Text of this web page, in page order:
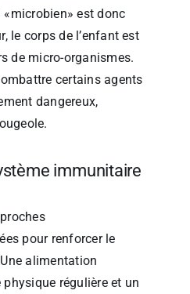
est donc
le corps de l’enfant est
de micro-organismes.
certains agents
dangereux,
immunitaire
pour renforcer le
alimentation
régulière et un